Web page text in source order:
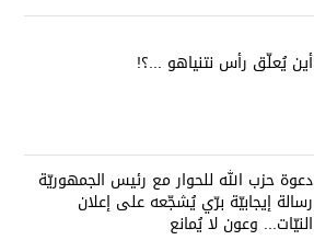
أين يُعلّق رأس نتنياهو ...؟!
دعوة حزب الله للحوار مع رئيس الجمهوريّة
رسالة إيجابيّة برّي يُشجّعه على إعلان
النيّات... وعون لا يُمانع